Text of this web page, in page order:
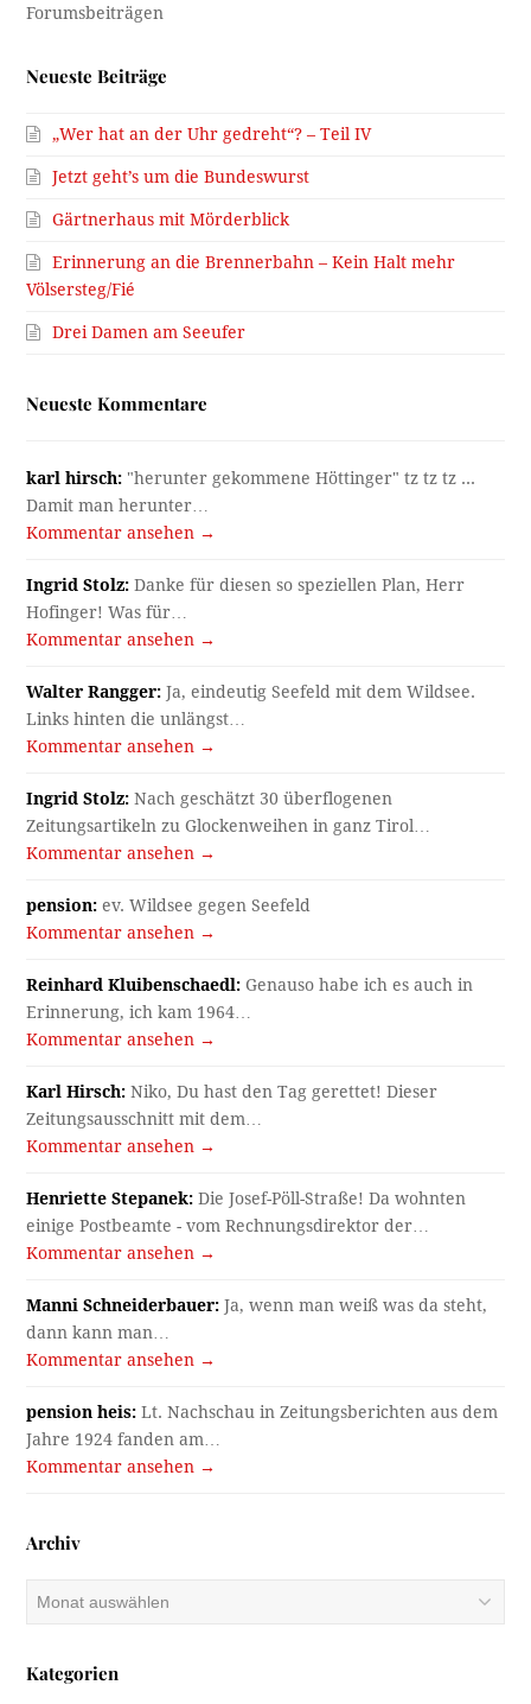
Neueste Beiträge
„Wer hat an der Uhr gedreht“? – Teil IV
Jetzt geht’s um die Bundeswurst
Gärtnerhaus mit Mörderblick
Erinnerung an die Brennerbahn – Kein Halt mehr
Völsersteg/Fié
Drei Damen am Seeufer
Neueste Kommentare
karl hirsch: "herunter gekommene Höttinger" tz tz tz ...
Damit man herunter…
Kommentar ansehen →
Ingrid Stolz: Danke für diesen so speziellen Plan, Herr
Hofinger! Was für…
Kommentar ansehen →
Walter Rangger: Ja, eindeutig Seefeld mit dem Wildsee.
Links hinten die unlängst…
Kommentar ansehen →
Ingrid Stolz: Nach geschätzt 30 überflogenen
Zeitungsartikeln zu Glockenweihen in ganz Tirol…
Kommentar ansehen →
pension: ev. Wildsee gegen Seefeld
Kommentar ansehen →
Reinhard Kluibenschaedl: Genauso habe ich es auch in
Erinnerung, ich kam 1964…
Kommentar ansehen →
Karl Hirsch: Niko, Du hast den Tag gerettet! Dieser
Zeitungsausschnitt mit dem…
Kommentar ansehen →
Henriette Stepanek: Die Josef-Pöll-Straße! Da wohnten
einige Postbeamte - vom Rechnungsdirektor der…
Kommentar ansehen →
Manni Schneiderbauer: Ja, wenn man weiß was da steht,
dann kann man…
Kommentar ansehen →
pension heis: Lt. Nachschau in Zeitungsberichten aus dem
Jahre 1924 fanden am…
Kommentar ansehen →
Archiv
Kategorien